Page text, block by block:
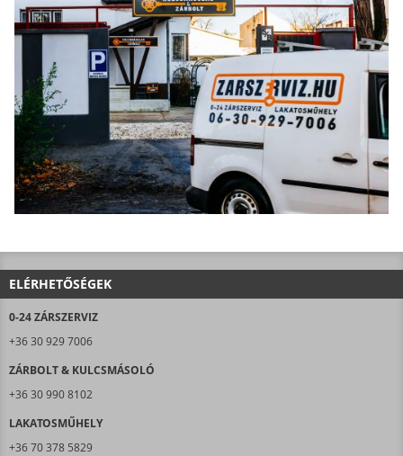
ELÉRHETŐSÉGEK
0-24 ZÁRSZERVIZ
+36 30 929 7006
ZÁRBOLT & KULCSMÁSOLÓ
+36 30 990 8102
LAKATOSMŰHELY
+36 70 378 5829